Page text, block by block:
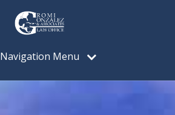
Navigation Menu